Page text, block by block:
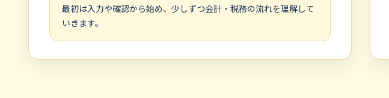
最初は入力や確認から始め、少しずつ会計・税務の流れを理解して
いきます。